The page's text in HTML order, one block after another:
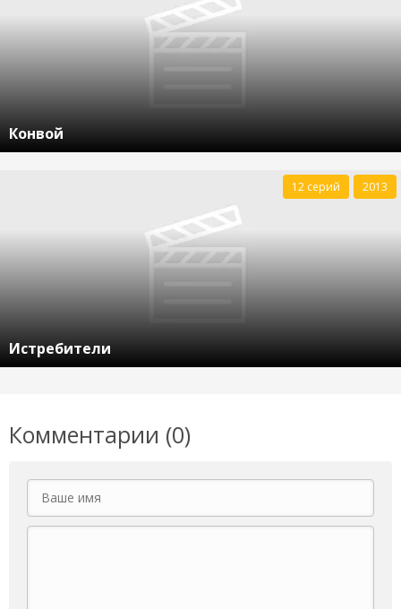
Конвой
Истребители
12 серий 2013
Комментарии (0)